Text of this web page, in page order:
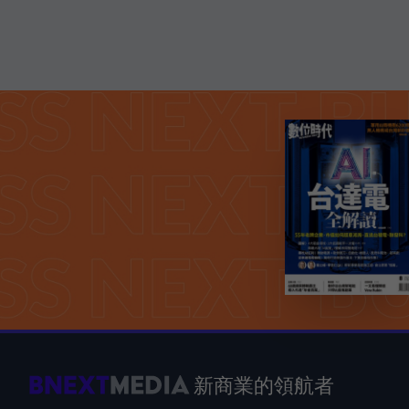
新商業的領航者